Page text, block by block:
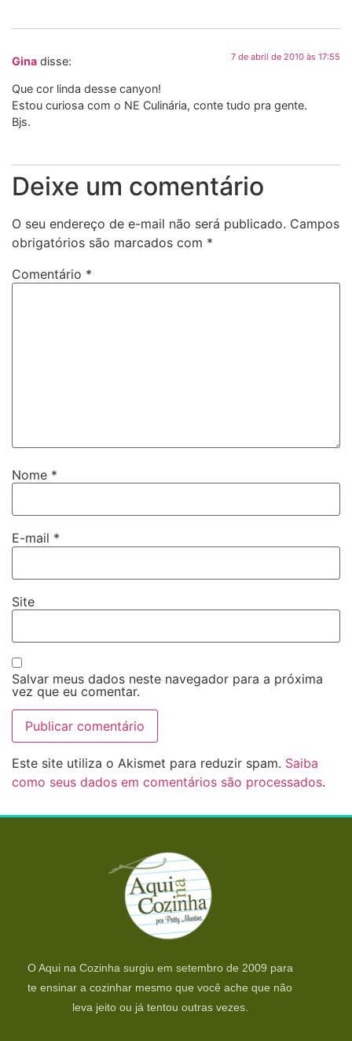
Gina disse: 7 de abril de 2010 às 17:55
Que cor linda desse canyon!
Estou curiosa com o NE Culinária, conte tudo pra gente.
Bjs.
Deixe um comentário
O seu endereço de e-mail não será publicado. Campos
obrigatórios são marcados com *
Comentário *
Nome *
E-mail *
Site
Salvar meus dados neste navegador para a próxima
vez que eu comentar.
Este site utiliza o Akismet para reduzir spam. Saiba
como seus dados em comentários são processados.
O Aqui na Cozinha surgiu em setembro de 2009 para
te ensinar a cozinhar mesmo que você ache que não
leva jeito ou já tentou outras vezes.